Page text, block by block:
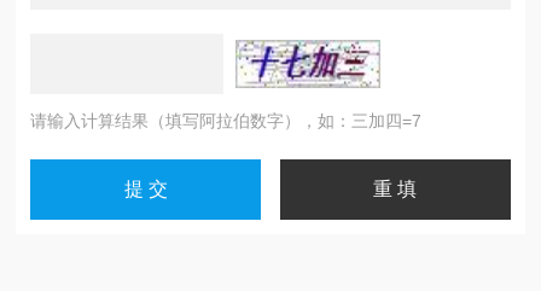
请输入计算结果（填写阿拉伯数字），如：三加四=7